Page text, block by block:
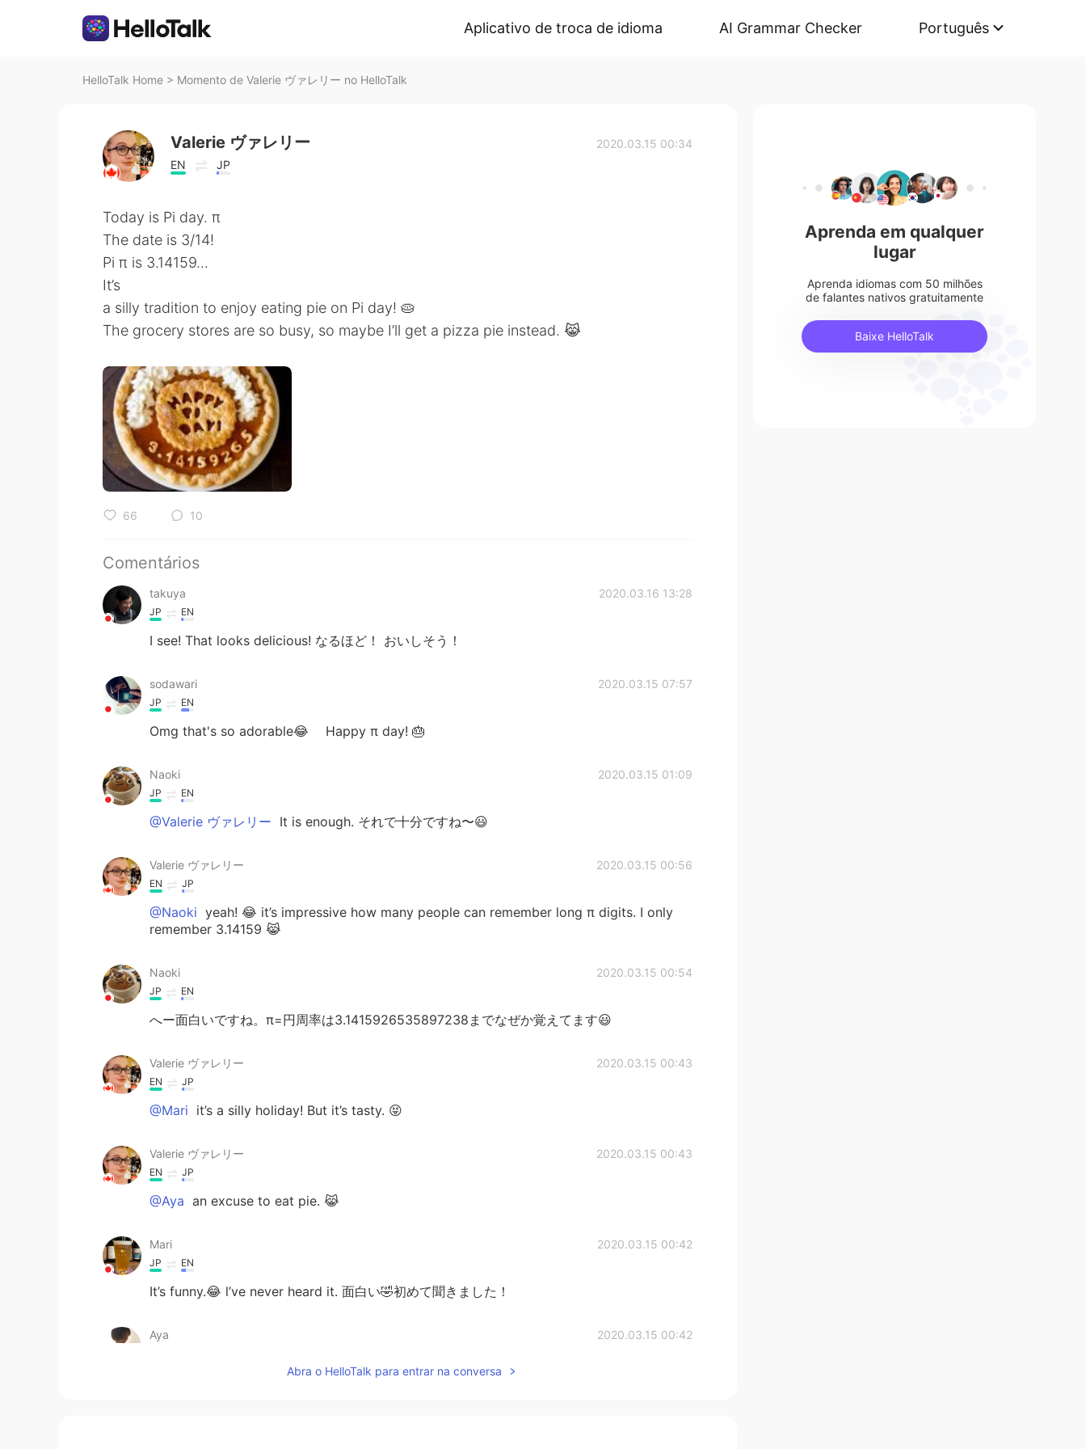
Aplicativo de troca de idioma AI Grammar Checker Português
HelloTalk Home > Momento de Valerie ヴァレリー no HelloTalk
Valerie ヴァレリー
EN JP
2020.03.15 00:34
Today is Pi day. π
The date is 3/14!
Pi π is 3.14159...
It’s
a silly tradition to enjoy eating pie on Pi day! 🥧
The grocery stores are so busy, so maybe I’ll get a pizza pie instead. 😹
66 10
Comentários
takuya 2020.03.16 13:28
JP EN
I see! That looks delicious! なるほど！ おいしそう！
sodawari 2020.03.15 07:57
JP EN
Omg that's so adorable😂 Happy π day! 🎂
Naoki 2020.03.15 01:09
JP EN
@Valerie ヴァレリー It is enough. それで十分ですね〜😃
Valerie ヴァレリー 2020.03.15 00:56
EN JP
@Naoki yeah! 😂 it’s impressive how many people can remember long π digits. I only
remember 3.14159 😹
Naoki 2020.03.15 00:54
JP EN
へー面白いですね。π=円周率は3.1415926535897238までなぜか覚えてます😃
Valerie ヴァレリー 2020.03.15 00:43
EN JP
@Mari it’s a silly holiday! But it’s tasty. 😝
Valerie ヴァレリー 2020.03.15 00:43
EN JP
@Aya an excuse to eat pie. 😹
Mari 2020.03.15 00:42
JP EN
It’s funny.😂 l’ve never heard it. 面白い🤣初めて聞きました！
Aya 2020.03.15 00:42
Abra o HelloTalk para entrar na conversa
Aprenda em qualquer
lugar
Aprenda idiomas com 50 milhões
de falantes nativos gratuitamente
Baixe HelloTalk